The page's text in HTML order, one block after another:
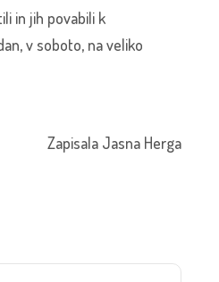
in jih povabili k
v soboto, na veliko
Jasna Herga